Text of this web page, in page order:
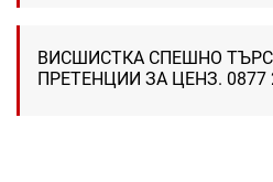
ВИСШИСТКА СПЕШНО
ПРЕТЕНЦИИ ЗА ЦЕНЗ. 0877